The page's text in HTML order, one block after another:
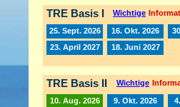
TRE Basis I Wichtige
25. Sept. 2026 16. Okt. 2026
23. April 2027
18. Juni 2027
TRE Basis II Wichtige
10. Aug. 2026 9. Okt. 2026